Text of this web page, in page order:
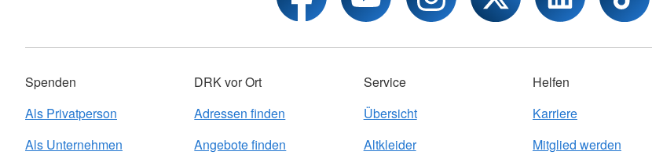
Spenden
Als Privatperson
Als Unternehmen
DRK vor Ort
Adressen finden
Angebote finden
Service
Übersicht
Altkleider
Helfen
Karriere
Mitglied werden